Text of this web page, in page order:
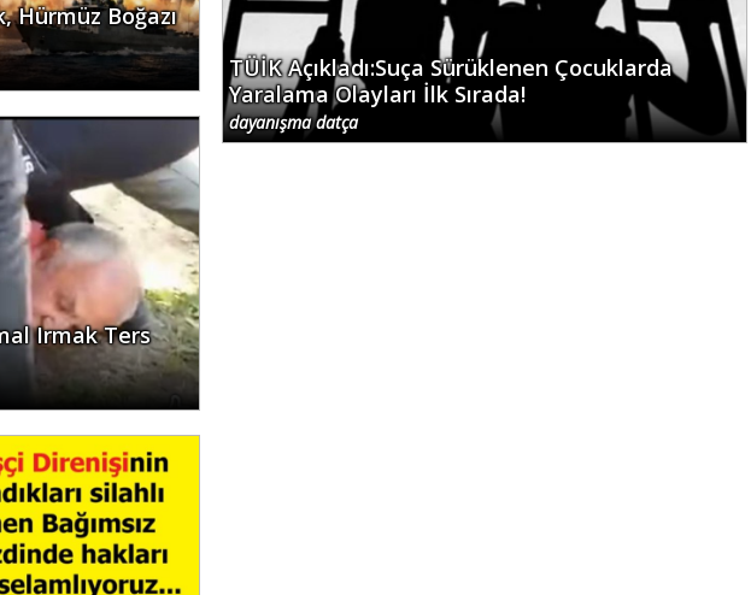
Hürmüz Boğazı
Irmak Ters
TÜİK Açıkladı:Suça Sürüklenen Çocuklarda
Yaralama Olayları İlk Sırada!
dayanışma datça